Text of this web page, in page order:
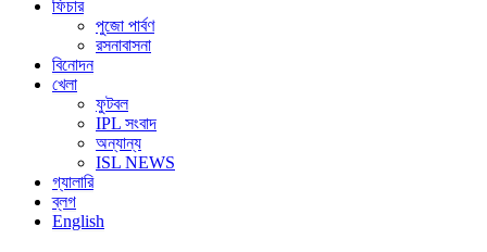
ফিচার
পুজো পার্বণ
রসনাবাসনা
বিনোদন
খেলা
ফুটবল
IPL সংবাদ
অন্যান্য
ISL NEWS
গ্যালারি
ব্লগ
English